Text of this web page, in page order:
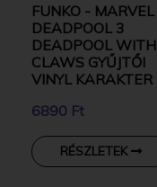
FUNKO - MARVEL
DEADPOOL 3
DEADPOOL WITH
CLAWS GYŰJTŐI
VINYL KARAKTER
6890 Ft
RÉSZLETEK